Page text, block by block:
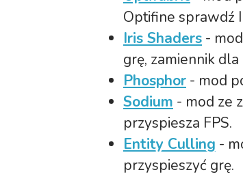
Optifine sprawdź
Iris Shaders-
grę, zamiennik dla
Phosphor- mod
Sodium - mod ze
przyspiesza FPS.
Entity Culling -
przyspieszyć grę.